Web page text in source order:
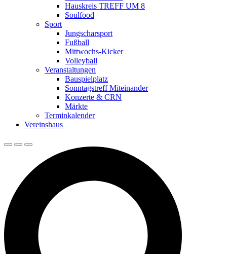
Hauskreis TREFF UM 8
Soulfood
Sport
Jungscharsport
Fußball
Mittwochs-Kicker
Volleyball
Veranstaltungen
Bauspielplatz
Sonntagstreff Miteinander
Konzerte & CRN
Märkte
Terminkalender
Vereinshaus